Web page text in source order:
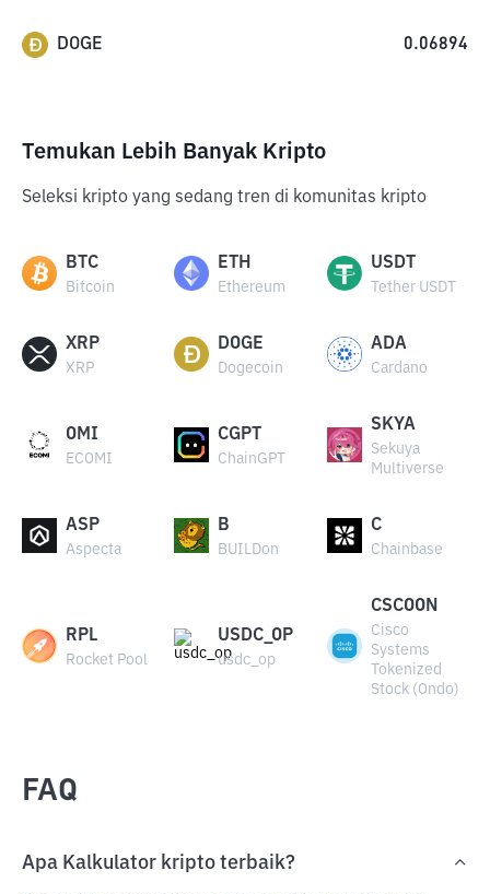
DOGE 0.06894
Temukan Lebih Banyak Kripto
Seleksi kripto yang sedang tren di komunitas kripto
BTC
Bitcoin
ETH
Ethereum
USDT
Tether USDT
XRP
XRP
DOGE
Dogecoin
ADA
Cardano
OMI
ECOMI
CGPT
ChainGPT
SKYA
Sekuya
Multiverse
ASP
Aspecta
B
BUILDon
C
Chainbase
RPL
Rocket Pool
USDC_OP
usdc_op
CSCOON
Cisco
Systems
Tokenized
Stock (Ondo)
FAQ
Apa Kalkulator kripto terbaik?